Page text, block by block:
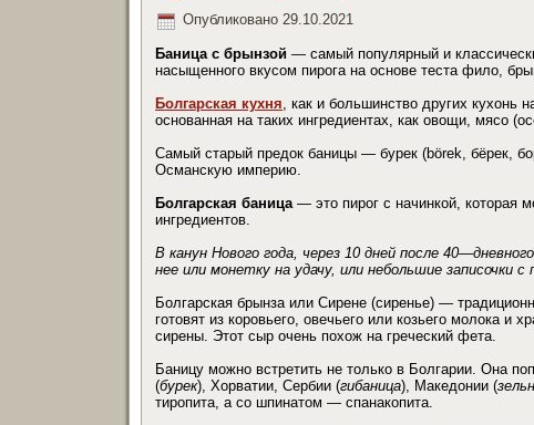
Опубликовано 29.10.2021
Баница с брынзой — самый популярный и
насыщенного вкусом пирога на основе теста фило,
Болгарская кухня , как и большинство других кухонь
основанная на таких ингредиентах, как овощи, мясо
Самый старый предок баницы — бурек (börek, бёрек,
Османскую империю.
Болгарская баница — это пирог с начинкой, которая
ингредиентов.
В канун Нового года, через 10 дней после
нее или монетку на удачу, или небольшие записочки
Болгарская брынза или Сирене (сиренье) —
готовят из коровьего, овечьего или козьего молока и
сирены. Этот сыр очень похож на греческий фета.
Баницу можно встретить не только в Болгарии. Она
(бурек), Хорватии, Сербии (гибаница), Македонии (
тиропита, а со шпинатом — спанакопита.